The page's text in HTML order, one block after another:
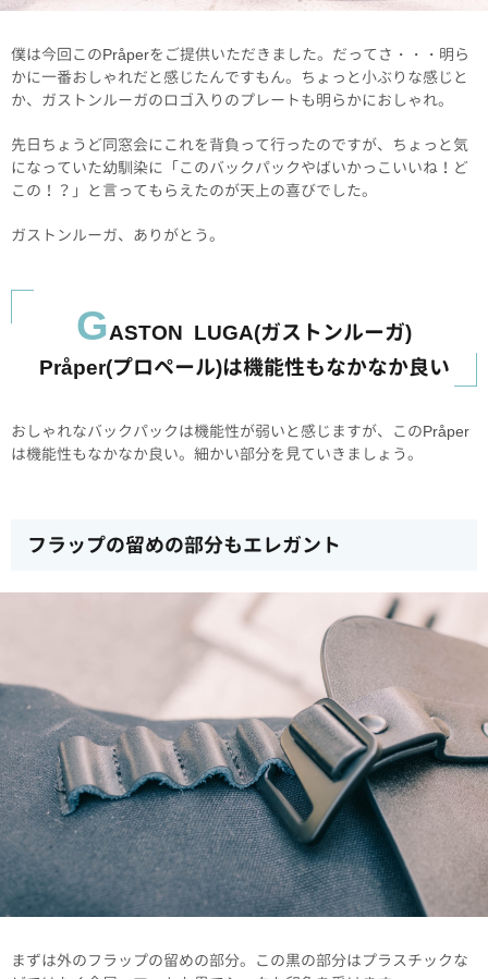
僕は今回このPråperをご提供いただきました。だってさ・・・明ら
かに一番おしゃれだと感じたんですもん。ちょっと小ぶりな感じと
か、ガストンルーガのロゴ入りのプレートも明らかにおしゃれ。
先日ちょうど同窓会にこれを背負って行ったのですが、ちょっと気
になっていた幼馴染に「このバックパックやばいかっこいいね！ど
この！？」と言ってもらえたのが天上の喜びでした。
ガストンルーガ、ありがとう。
GASTON LUGA(ガストンルーガ)
Pråper(プロペール)は機能性もなかなか良い
おしゃれなバックパックは機能性が弱いと感じますが、このPråper
は機能性もなかなか良い。細かい部分を見ていきましょう。
フラップの留めの部分もエレガント
まずは外のフラップの留めの部分。この黒の部分はプラスチックな